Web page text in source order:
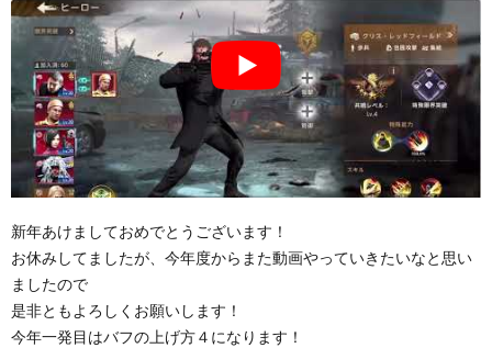
新年あけましておめでとうございます！
お休みしてましたが、今年度からまた動画やっていきたいなと思い
ましたので
是非ともよろしくお願いします！
今年一発目はバフの上げ方４になります！